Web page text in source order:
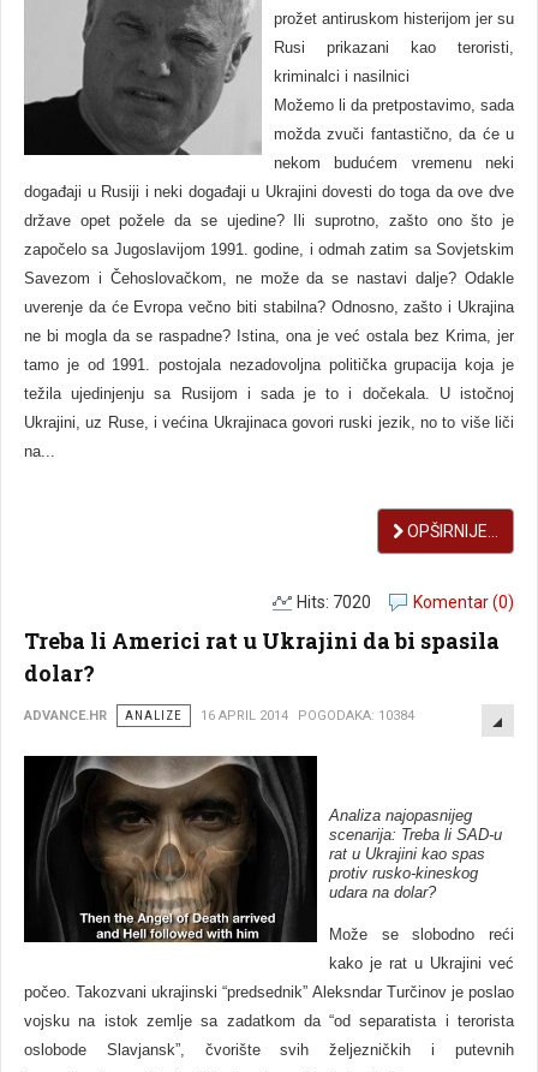
prožet antiruskom histerijom jer su
Rusi prikazani kao teroristi,
kriminalci i nasilnici
Možemo li da pretpostavimo, sada
možda zvuči fantastično, da će u
nekom budućem vremenu neki
događaji u Rusiji i neki događaji u Ukrajini dovesti do toga da ove dve
države opet požele da se ujedine? Ili suprotno, zašto ono što je
započelo sa Jugoslavijom 1991. godine, i odmah zatim sa Sovjetskim
Savezom i Čehoslovačkom, ne može da se nastavi dalje? Odakle
uverenje da će Evropa večno biti stabilna? Odnosno, zašto i Ukrajina
ne bi mogla da se raspadne? Istina, ona je već ostala bez Krima, jer
tamo je od 1991. postojala nezadovoljna politička grupacija koja je
težila ujedinjenju sa Rusijom i sada je to i dočekala. U istočnoj
Ukrajini, uz Ruse, i većina Ukrajinaca govori ruski jezik, no to više liči
na...
OPŠIRNIJE...
Komentar (0)
Hits: 7020
Treba li Americi rat u Ukrajini da bi spasila
dolar?
ADVANCE.HR ANALIZE 16 APRIL 2014 POGODAKA: 10384
Analiza najopasnijeg
scenarija: Treba li SAD-u
rat u Ukrajini kao spas
protiv rusko-kineskog
udara na dolar?
Može se slobodno reći
kako je rat u Ukrajini već
počeo. Takozvani ukrajinski “predsednik” Aleksndar Turčinov je poslao
vojsku na istok zemlje sa zadatkom da “od separatista i terorista
oslobode Slavjansk”, čvorište svih željezničkih i putevnih